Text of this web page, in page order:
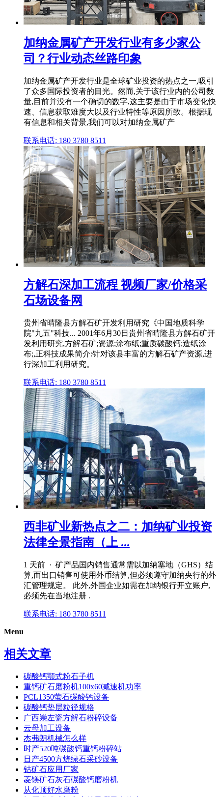
加纳金属矿产开发行业有多少家公
司？行业动态丝路印象
加纳金属矿产开发行业是全球矿业投资的热点之一,吸引
了众多国际投资者的目光。然而,关于该行业内的公司数
量,目前并没有一个确切的数字,这主要是由于市场变化快
速、信息获取难度大以及行业特性等原因所致。根据现
有信息和相关背景,我们可以对加纳金属矿产
联系电话: 180 3780 8511
方解石深加工流程 视频厂家/价格采
石场设备网
贵州省晴隆县方解石矿开发利用研究《中国地质科学
院"九五"科技... 2001年6月30日贵州省晴隆县方解石矿开
发利用研究,方解石矿;资源;涂布纸;重质碳酸钙;造纸涂
布;,正科技成果简介:针对该县丰富的方解石矿产资源,进
行深加工利用研究。
联系电话: 180 3780 8511
西非矿业新热点之二：加纳矿业投资
法律全景指南（上 ...
1 天前 · 矿产品国内销售通常需以加纳塞地（GHS）结
算,而出口销售可使用外币结算,但必须遵守加纳央行的外
汇管理规定。 此外,外国企业如需在加纳银行开立账户,
必须先在当地注册 .
联系电话: 180 3780 8511
Menu
相关文章
碳酸钙颚式粉石子机
重钙矿石磨粉机100x60减速机功率
PCL1350萤石碳酸钙设备
碳酸钙垫层粒径规格
广西崇左瓷方解石粉碎设备
云母加工设备
杰弗朗机械怎么样
时产520吨碳酸钙重钙粉碎站
日产4500方烧绿石采砂设备
钴矿石应用厂家
菱镁矿石灰石碳酸钙磨粉机
从化顶好水磨粉